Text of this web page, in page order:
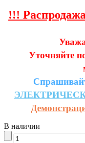
!!!
Уточняйте
В наличии